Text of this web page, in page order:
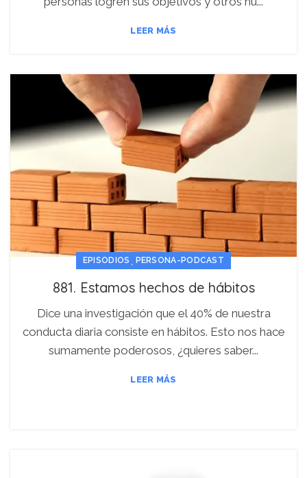
LEER MÁS
EPISODIOS PERSONA-PODCAST
881. Estamos hechos de hábitos
Dice una investigación que el 40% de nuestra
conducta diaria consiste en hábitos. Esto nos hace
sumamente poderosos, ¿quieres saber...
LEER MÁS